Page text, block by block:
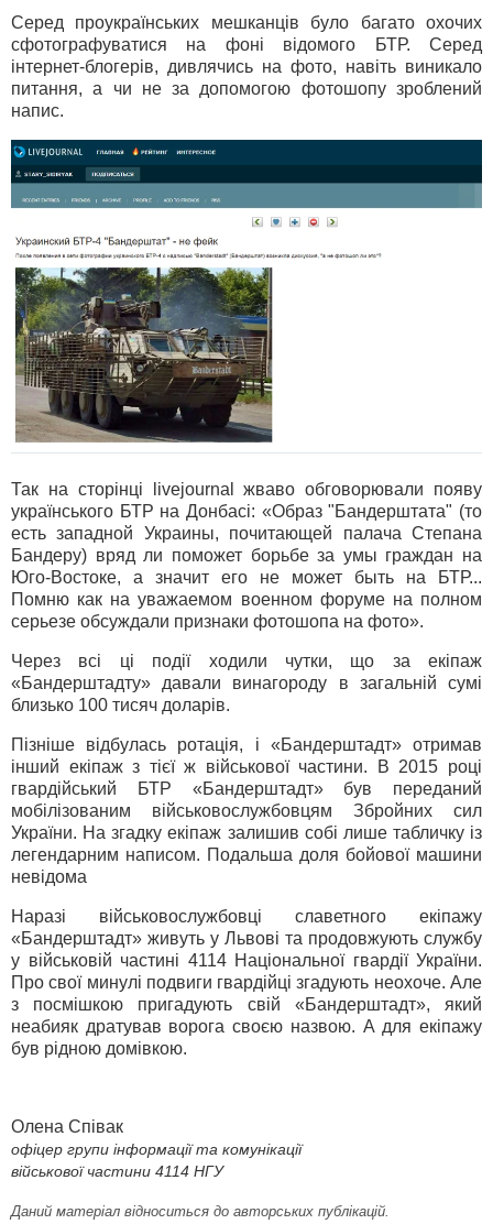
Серед проукраїнських мешканців було багато охочих
сфотографуватися на фоні відомого БТР. Серед
інтернет-блогерів, дивлячись на фото, навіть виникало
питання, а чи не за допомогою фотошопу зроблений
напис.
Так на сторінці livejournal жваво обговорювали появу
українського БТР на Донбасі: «Образ "Бандерштата" (то
есть западной Украины, почитающей палача Степана
Бандеру) вряд ли поможет борьбе за умы граждан на
Юго-Востоке, а значит его не может быть на БТР...
Помню как на уважаемом военном форуме на полном
серьезе обсуждали признаки фотошопа на фото».
Через всі ці події ходили чутки, що за екіпаж
«Бандерштадту» давали винагороду в загальній сумі
близько 100 тисяч доларів.
Пізніше відбулась ротація, і «Бандерштадт» отримав
інший екіпаж з тієї ж військової частини. В 2015 році
гвардійський БТР «Бандерштадт» був переданий
мобілізованим військовослужбовцям Збройних сил
України. На згадку екіпаж залишив собі лише табличку із
легендарним написом. Подальша доля бойової машини
невідома
Наразі військовослужбовці славетного екіпажу
«Бандерштадт» живуть у Львові та продовжують службу
у військовій частині 4114 Національної гвардії України.
Про свої минулі подвиги гвардійці згадують неохоче. Але
з посмішкою пригадують свій «Бандерштадт», який
неабияк дратував ворога своєю назвою. А для екіпажу
був рідною домівкою.
Олена Співак
офіцер групи інформації та комунікації
військової частини 4114 НГУ
Даний матеріал відноситься до авторських публікацій.